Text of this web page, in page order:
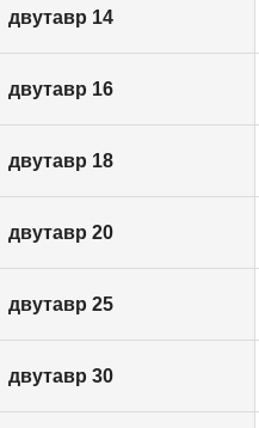
двутавр 14
двутавр 16
двутавр 18
двутавр 20
двутавр 25
двутавр 30